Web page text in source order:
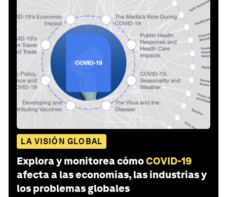
LA VISIÓN GLOBAL
Explora y monitorea cómoCOVID-19
afecta a las economías, las industrias y
los problemas globales